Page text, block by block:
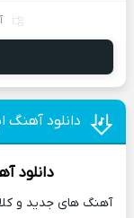
دانلود آهنگ
دانلود
آهنگ های جدید و